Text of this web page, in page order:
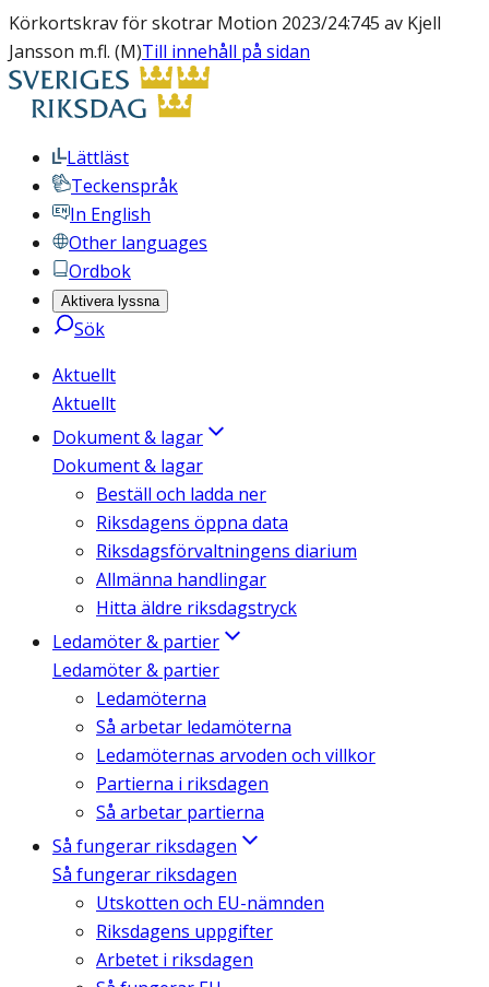
Körkortskrav för skotrar Motion 2023/24:745 av Kjell
Jansson m.fl. (M)Till innehåll på sidan
Lättläst
Teckenspråk
In English
Other languages
Ordbok
Aktivera lyssna
Sök
Aktuellt
Aktuellt
Dokument & lagar
Dokument & lagar
Beställ och ladda ner
Riksdagens öppna data
Riksdagsförvaltningens diarium
Allmänna handlingar
Hitta äldre riksdagstryck
Ledamöter & partier
Ledamöter & partier
Ledamöterna
Så arbetar ledamöterna
Ledamöternas arvoden och villkor
Partierna i riksdagen
Så arbetar partierna
Så fungerar riksdagen
Så fungerar riksdagen
Utskotten och EU-nämnden
Riksdagens uppgifter
Arbetet i riksdagen